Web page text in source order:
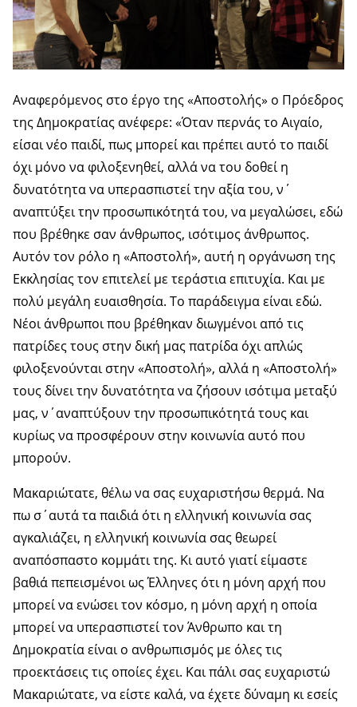
Αναφερόμενος στο έργο της «Αποστολής» ο Πρόεδρος
της Δημοκρατίας ανέφερε: «Όταν περνάς το Αιγαίο,
είσαι νέο παιδί, πως μπορεί και πρέπει αυτό το παιδί
όχι μόνο να φιλοξενηθεί, αλλά να του δοθεί η
δυνατότητα να υπερασπιστεί την αξία του, ν΄
αναπτύξει την προσωπικότητά του, να μεγαλώσει, εδώ
που βρέθηκε σαν άνθρωπος, ισότιμος άνθρωπος.
Αυτόν τον ρόλο η «Αποστολή», αυτή η οργάνωση της
Εκκλησίας τον επιτελεί με τεράστια επιτυχία. Και με
πολύ μεγάλη ευαισθησία. Το παράδειγμα είναι εδώ.
Νέοι άνθρωποι που βρέθηκαν διωγμένοι από τις
πατρίδες τους στην δική μας πατρίδα όχι απλώς
φιλοξενούνται στην «Αποστολή», αλλά η «Αποστολή»
τους δίνει την δυνατότητα να ζήσουν ισότιμα μεταξύ
μας, ν΄αναπτύξουν την προσωπικότητά τους και
κυρίως να προσφέρουν στην κοινωνία αυτό που
μπορούν.
Μακαριώτατε, θέλω να σας ευχαριστήσω θερμά. Να
πω σ΄αυτά τα παιδιά ότι η ελληνική κοινωνία σας
αγκαλιάζει, η ελληνική κοινωνία σας θεωρεί
αναπόσπαστο κομμάτι της. Κι αυτό γιατί είμαστε
βαθιά πεπεισμένοι ως Έλληνες ότι η μόνη αρχή που
μπορεί να ενώσει τον κόσμο, η μόνη αρχή η οποία
μπορεί να υπερασπιστεί τον Άνθρωπο και τη
Δημοκρατία είναι ο ανθρωπισμός με όλες τις
προεκτάσεις τις οποίες έχει. Και πάλι σας ευχαριστώ
Μακαριώτατε, να είστε καλά, να έχετε δύναμη κι εσείς